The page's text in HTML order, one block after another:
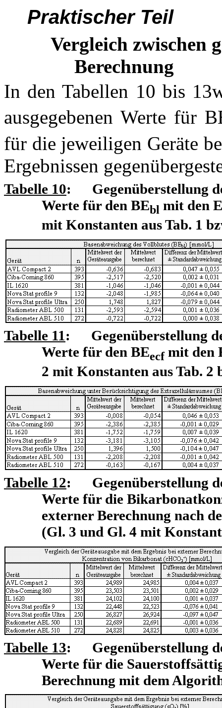
Praktischer Teil
Vergleich zwischen
Berechnung
In den Tabellen 10 bis
ausgegebenen Werte für
für die jeweiligen Geräte
Ergebnissen
Tabelle 10: Gegenüberstellung
Werte für den BEbl mit den
mit Konstanten aus Tab. 1
Tabelle 11: Gegenüberstellung
Werte für den BEecfmit den
2 mit Konstanten aus Tab.
Tabelle 12: Gegenüberstellung
Werte für die
externer Berechnung nach
(Gl. 3 und Gl. 4 mit
Tabelle 13: Gegenüberstellung
Werte für die
Berechnung mit dem